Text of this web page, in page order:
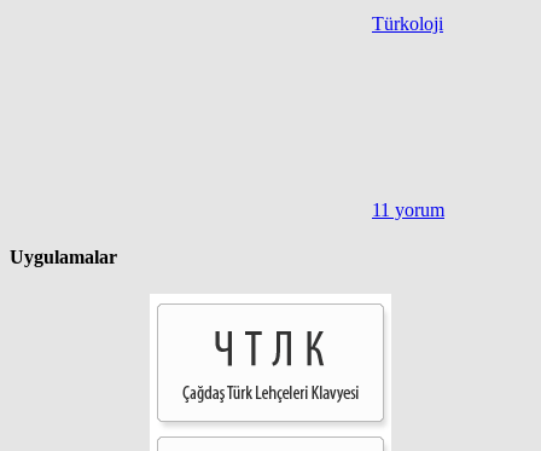
Türkoloji
11 yorum
Uygulamalar